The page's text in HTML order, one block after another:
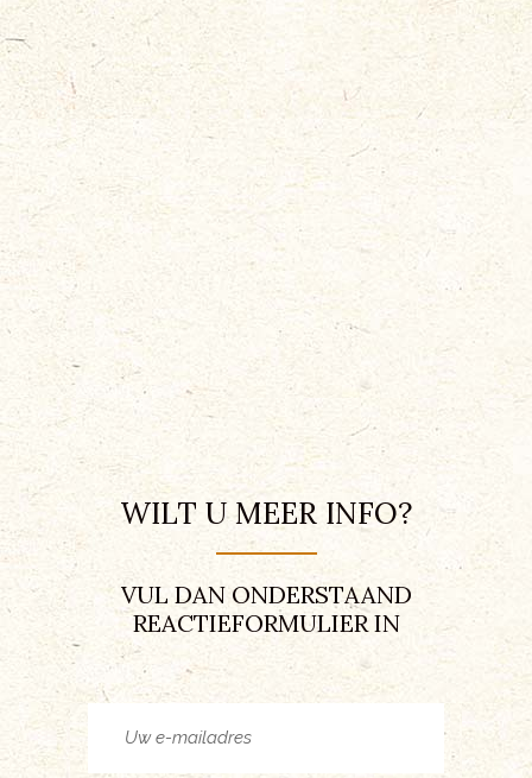
WILT U MEER INFO?
VUL DAN ONDERSTAAND
REACTIEFORMULIER IN